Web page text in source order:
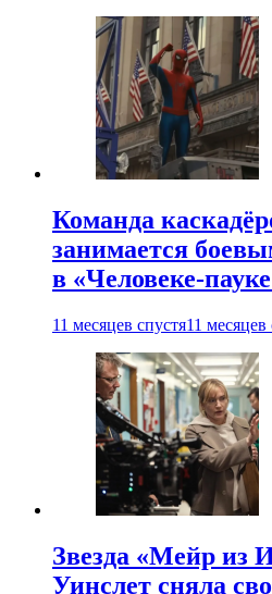
Команда
занимается
в «Человеке-
11 месяцев спустя11 месяцев
Звезда «Мейр из
Уинслет сняла